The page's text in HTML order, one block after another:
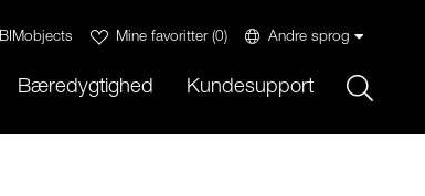
BIMobjects Mine favoritter(0) Andre sprog
Bæredygtighed Kundesupport